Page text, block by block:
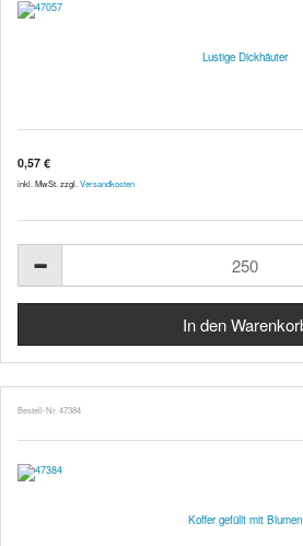
Lustige Dickhäuter
0,57 €
inkl. MwSt. zzgl. Versandkosten
Bestell-Nr. 47384
Koffer gefüllt mit Blumen